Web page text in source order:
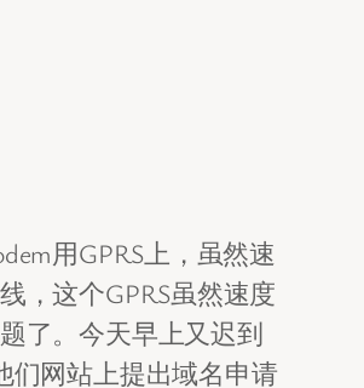
用GPRS上，虽然速
，这个GPRS虽然速度
了。今天早上又迟到
们网站上提出域名申请